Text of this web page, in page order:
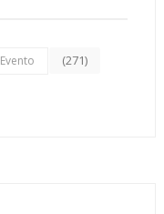
Evento (271)